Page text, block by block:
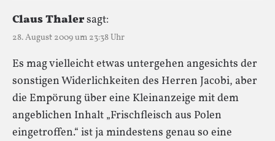
Claus Thalersagt:
28. August 2009 um 23:38 Uhr
Es mag vielleicht etwas untergehen angesichts der
sonstigen Widerlichkeiten des Herren Jacobi, aber
die Empörung über eine Kleinanzeige mit dem
angeblichen Inhalt „Frischfleisch aus Polen
eingetroffen.“ ist ja mindestens genau so eine